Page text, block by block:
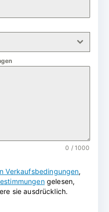
0 / 1000
Verkaufsbedingungen,
gelesen,
sie ausdrücklich.